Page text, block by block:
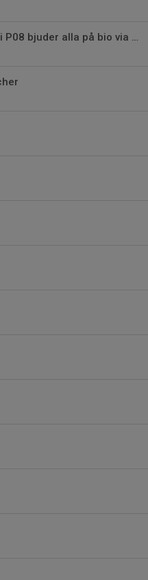
Östersunds FK Akademi P08 bjuder alla på bio via Sponsorhuset!